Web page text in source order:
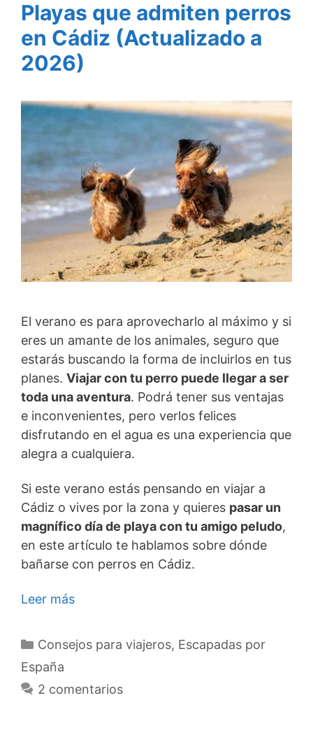
Playas que admiten perros
en Cádiz (Actualizado a
2026)
El verano es para aprovecharlo al máximo y si
eres un amante de los animales, seguro que
estarás buscando la forma de incluirlos en tus
planes. Viajar con tu perro puede llegar a ser
toda una aventura. Podrá tener sus ventajas
e inconvenientes, pero verlos felices
disfrutando en el agua es una experiencia que
alegra a cualquiera.
Si este verano estás pensando en viajar a
Cádiz o vives por la zona y quieres pasar un
magnífico día de playa con tu amigo peludo,
en este artículo te hablamos sobre dónde
bañarse con perros en Cádiz.
Leer más
Categorías
Consejos para viajeros, Escapadas por
España
2 comentarios